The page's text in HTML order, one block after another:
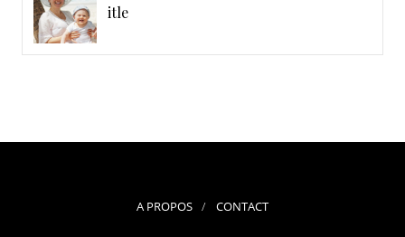
itle
A PROPOS CONTACT